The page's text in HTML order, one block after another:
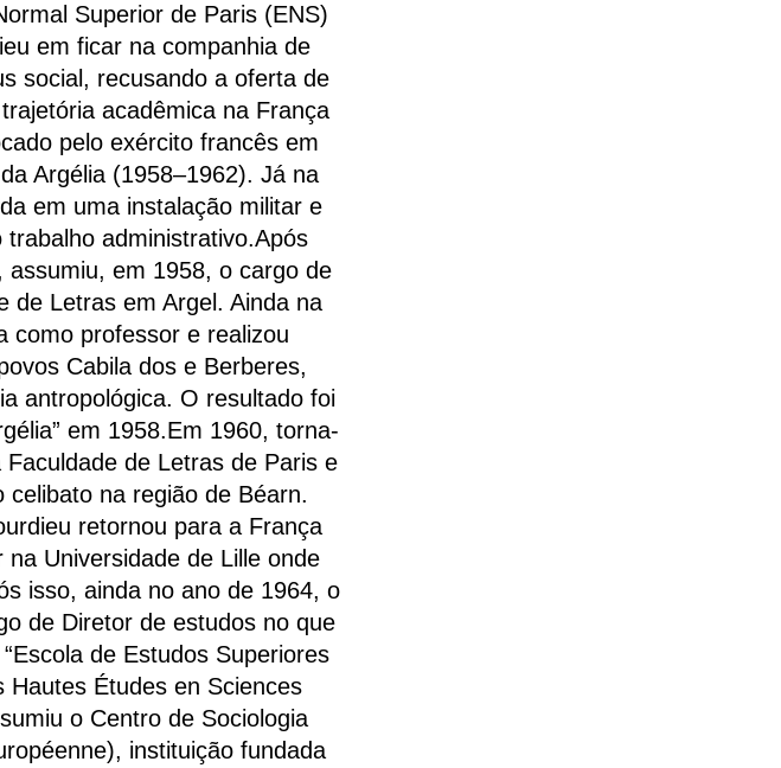
Superior de Paris (ENS)
em ficar na companhia de
social, recusando a oferta de
acadêmica na França
pelo exército francês em
Argélia (1958–1962). Já na
em uma instalação militar e
trabalho administrativo.Após
em 1958, o cargo de
de Letras em Argel. Ainda na
como professor e realizou
Cabila dos e Berberes,
antropológica. O resultado foi
em 1958.Em 1960, torna-
de Letras de Paris e
na região de Béarn.
retornou para a França
Universidade de Lille onde
isso, ainda no ano de 1964, o
de Diretor de estudos no que
de Estudos Superiores
Hautes Études en Sciences
o Centro de Sociologia
instituição fundada